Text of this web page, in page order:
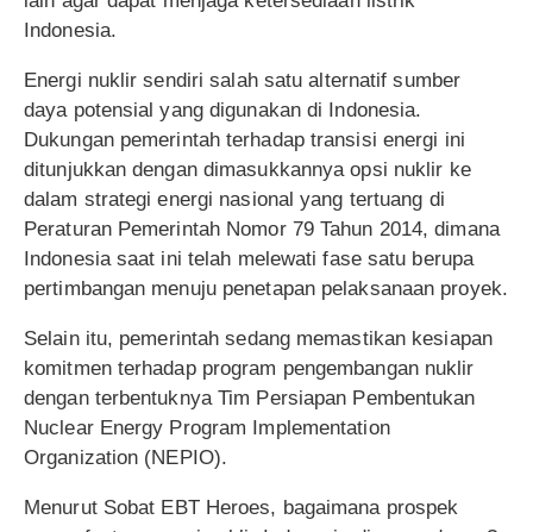
Indonesia.
Energi nuklir sendiri salah satu alternatif sumber
daya potensial yang digunakan di Indonesia.
Dukungan pemerintah terhadap transisi energi ini
ditunjukkan dengan dimasukkannya opsi nuklir ke
dalam strategi energi nasional yang tertuang di
Peraturan Pemerintah Nomor 79 Tahun 2014, dimana
Indonesia saat ini telah melewati fase satu berupa
pertimbangan menuju penetapan pelaksanaan proyek.
Selain itu, pemerintah sedang memastikan kesiapan
komitmen terhadap program pengembangan nuklir
dengan terbentuknya Tim Persiapan Pembentukan
Nuclear Energy Program Implementation
Organization (NEPIO).
Menurut Sobat EBT Heroes, bagaimana prospek